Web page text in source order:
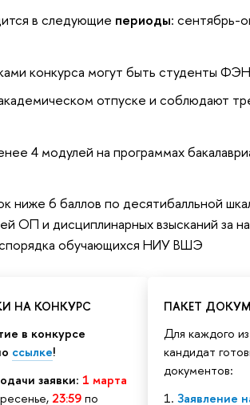
в следующие периоды: сентябрь-
конкурса могут быть студенты
отпуске и соблюдают
4 модулей на программах
ниже 6 баллов по десятибалльной
ОП и дисциплинарных взысканий за
обучающихся НИУ ВШЭ
НА КОНКУРС
в конкурсе
ссылке!
заявки: 1 марта
23:59по
ПАКЕТ
Для каждого
кандидат
документов:
1. Заявление